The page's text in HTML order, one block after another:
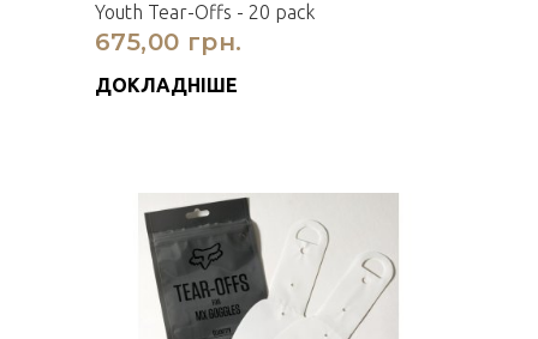
Youth Tear-Offs - 20 pack
675,00 грн.
ДОКЛАДНІШЕ